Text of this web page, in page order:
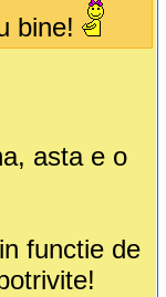
bine!
asta e o
functie de